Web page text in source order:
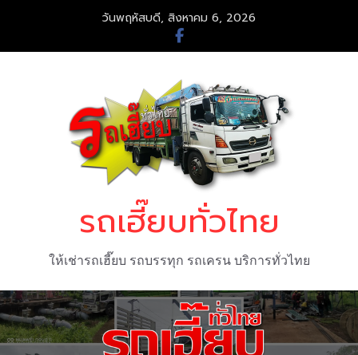
content
วันพฤหัสบดี, สิงหาคม 6, 2026
รถเฮี๊ยบทั่วไทย
ให้เช่ารถเฮี๊ยบ รถบรรทุก รถเครน บริการทั่วไทย